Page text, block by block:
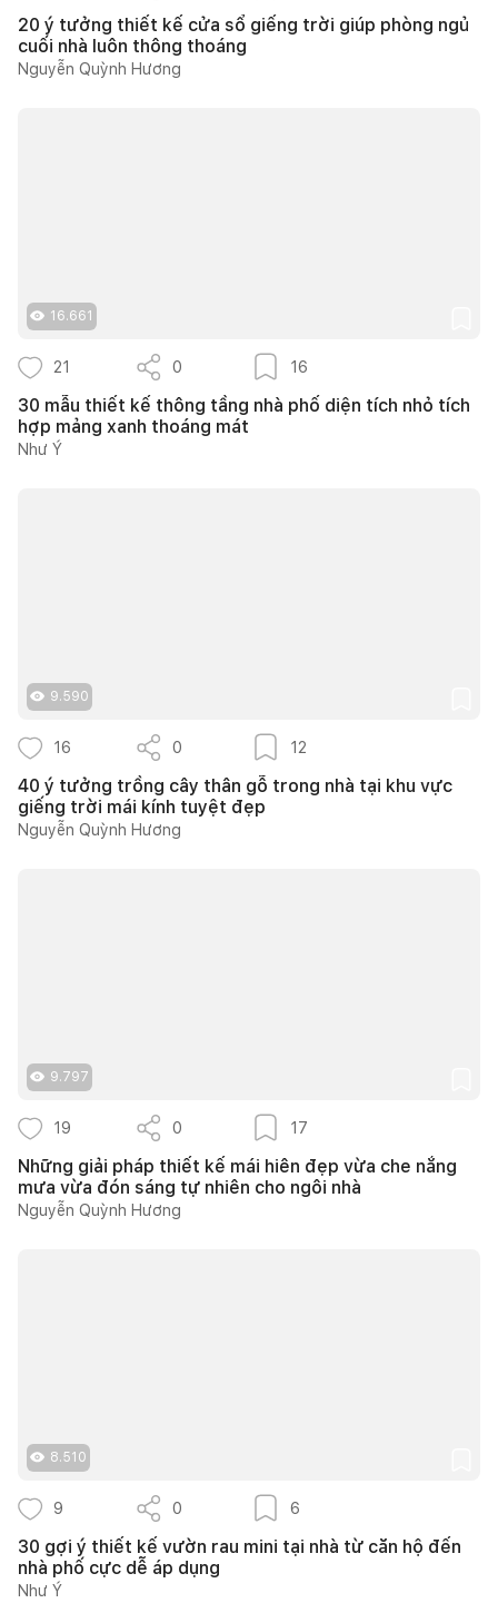
20 ý tưởng thiết kế cửa sổ giếng trời giúp phòng ngủ
cuối nhà luôn thông thoáng
Nguyễn Quỳnh Hương
16.661
21 0 16
30 mẫu thiết kế thông tầng nhà phố diện tích nhỏ tích
hợp mảng xanh thoáng mát
Như Ý
9.590
16 0 12
40 ý tưởng trồng cây thân gỗ trong nhà tại khu vực
giếng trời mái kính tuyệt đẹp
Nguyễn Quỳnh Hương
9.797
19 0 17
Những giải pháp thiết kế mái hiên đẹp vừa che nắng
mưa vừa đón sáng tự nhiên cho ngôi nhà
Nguyễn Quỳnh Hương
8.510
9 0 6
30 gợi ý thiết kế vườn rau mini tại nhà từ căn hộ đến
nhà phố cực dễ áp dụng
Như Ý